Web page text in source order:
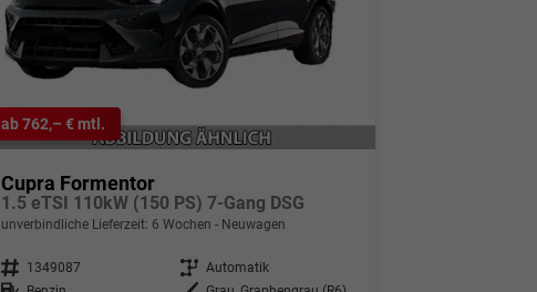
ab 762,– € mtl.
Cupra Formentor
1.5 eTSI 110kW (150 PS) 7-Gang DSG
unverbindliche Lieferzeit: 6 Wochen Neuwagen
Fahrzeugnr. 1349087 Getriebe Automatik